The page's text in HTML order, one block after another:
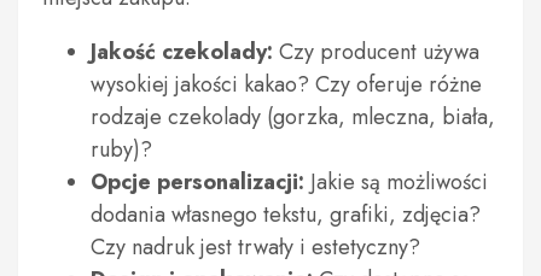
Jakość czekolady: Czy producent używa
wysokiej jakości kakao? Czy oferuje różne
rodzaje czekolady (gorzka, mleczna, biała,
ruby)?
Opcje personalizacji: Jakie są możliwości
dodania własnego tekstu, grafiki, zdjęcia?
Czy nadruk jest trwały i estetyczny?